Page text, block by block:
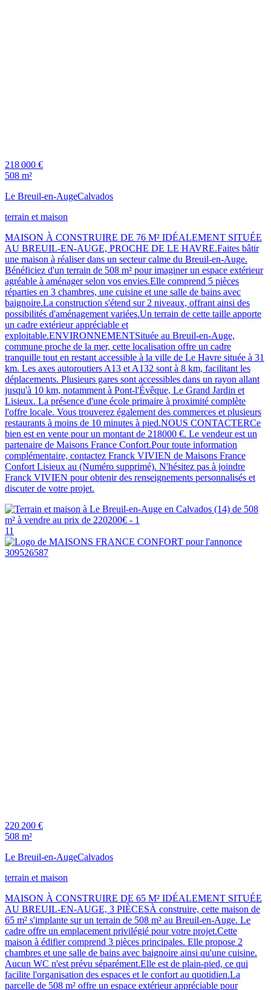
218 000 €
508 m²
Le Breuil-en-AugeCalvados
terrain et maison
MAISON À CONSTRUIRE DE 76 M² IDÉALEMENT SITUÉE
AU BREUIL-EN-AUGE, PROCHE DE LE HAVRE.Faites bâtir
une maison à réaliser dans un secteur calme du Breuil-en-Auge.
Bénéficiez d'un terrain de 508 m² pour imaginer un espace extérieur
agréable à aménager selon vos envies.Elle comprend 5 pièces
réparties en 3 chambres, une cuisine et une salle de bains avec
baignoire.La construction s'étend sur 2 niveaux, offrant ainsi des
possibilités d'aménagement variées.Un terrain de cette taille apporte
un cadre extérieur appréciable et
exploitable.ENVIRONNEMENTSituée au Breuil-en-Auge,
commune proche de la mer, cette localisation offre un cadre
tranquille tout en restant accessible à la ville de Le Havre située à 31
km. Les axes autoroutiers A13 et A132 sont à 8 km, facilitant les
déplacements. Plusieurs gares sont accessibles dans un rayon allant
jusqu'à 10 km, notamment à Pont-l'Évêque, Le Grand Jardin et
Lisieux. La présence d'une école primaire à proximité complète
l'offre locale. Vous trouverez également des commerces et plusieurs
restaurants à moins de 10 minutes à pied.NOUS CONTACTERCe
bien est en vente pour un montant de 218000 €. Le vendeur est un
partenaire de Maisons France Confort.Pour toute information
complémentaire, contactez Franck VIVIEN de Maisons France
Confort Lisieux au (Numéro supprimé). N'hésitez pas à joindre
Franck VIVIEN pour obtenir des renseignements personnalisés et
discuter de votre projet.
11
220 200 €
508 m²
Le Breuil-en-AugeCalvados
terrain et maison
MAISON À CONSTRUIRE DE 65 M² IDÉALEMENT SITUÉE
AU BREUIL-EN-AUGE, 3 PIÈCESÀ construire, cette maison de
65 m² s'implante sur un terrain de 508 m² au Breuil-en-Auge. Le
cadre offre un emplacement privilégié pour votre projet.Cette
maison à édifier comprend 3 pièces principales. Elle propose 2
chambres et une salle de bains avec baignoire ainsi qu'une cuisine.
Aucun WC n'est prévu séparément.Elle est de plain-pied, ce qui
facilite l'organisation des espaces et le confort au quotidien.La
parcelle de 508 m² offre un espace extérieur appréciable pour